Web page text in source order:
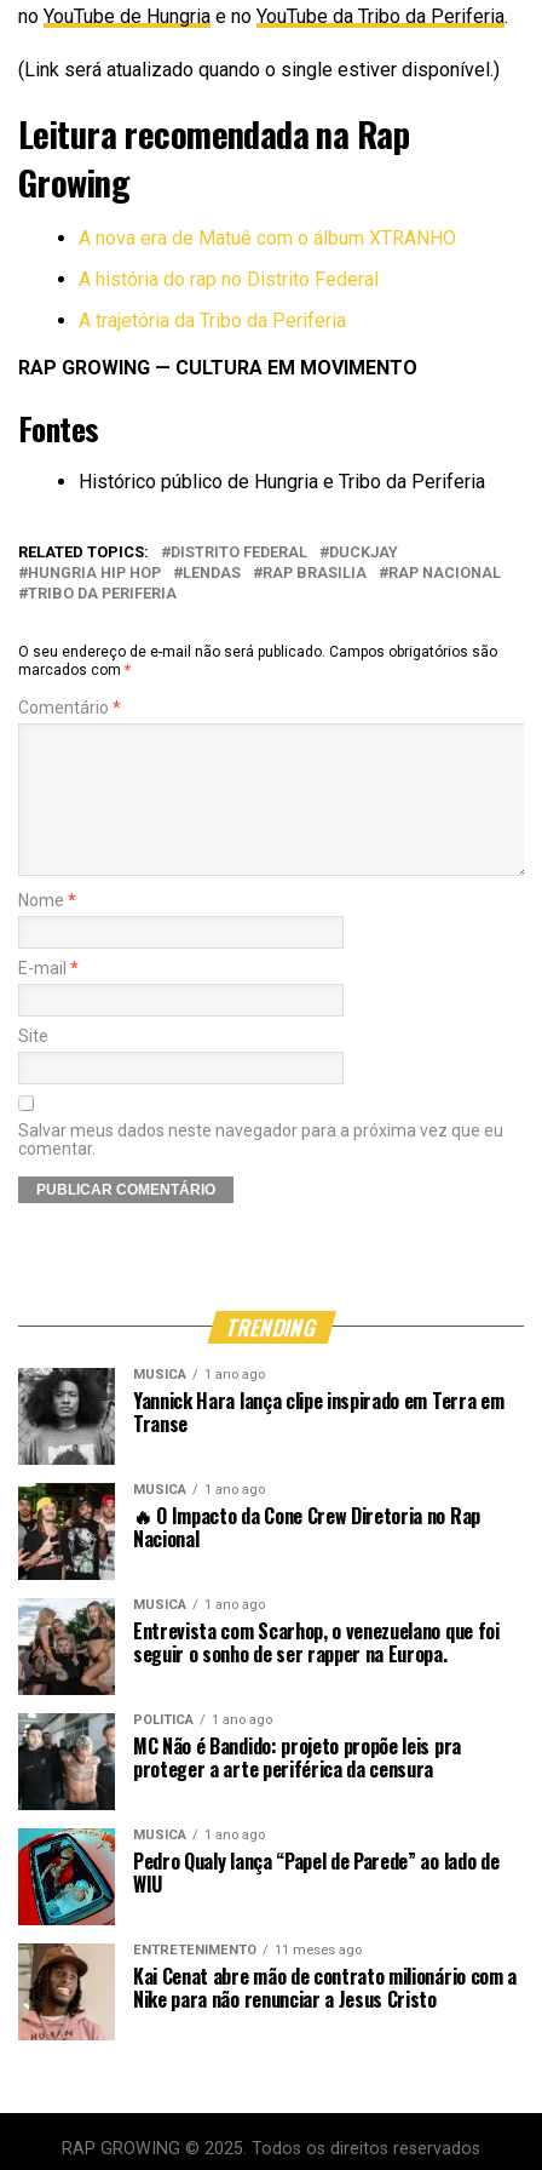
no YouTube de Hungria e no YouTube da Tribo da Periferia.
(Link será atualizado quando o single estiver disponível.)
Leitura recomendada na Rap
Growing
A nova era de Matuê com o álbum XTRANHO
A história do rap no Distrito Federal
A trajetória da Tribo da Periferia
RAP GROWING — CULTURA EM MOVIMENTO
Fontes
Histórico público de Hungria e Tribo da Periferia
RELATED TOPICS: DISTRITO FEDERAL
DUCKJAY
HUNGRIA HIP HOP
LENDAS RAP BRASILIA
RAP NACIONAL
TRIBO DA PERIFERIA
O seu endereço de e-mail não será publicado. Campos obrigatórios são
marcados com *
Comentário *
Nome *
E-mail *
Site
Salvar meus dados neste navegador para a próxima vez que eu
comentar.
TRENDING
MÚSICA 1 ano ago
Yannick Hara lança clipe inspirado em Terra em
Transe
MÚSICA 1 ano ago
🔥 O Impacto da Cone Crew Diretoria no Rap
Nacional
MÚSICA 1 ano ago
Entrevista com Scarhop, o venezuelano que foi
seguir o sonho de ser rapper na Europa.
POLÍTICA 1 ano ago
MC Não é Bandido: projeto propõe leis pra
proteger a arte periférica da censura
MÚSICA 1 ano ago
Pedro Qualy lança “Papel de Parede” ao lado de
WIU
ENTRETENIMENTO 11 meses ago
Kai Cenat abre mão de contrato milionário com a
Nike para não renunciar a Jesus Cristo
RAP GROWING © 2025. Todos os direitos reservados